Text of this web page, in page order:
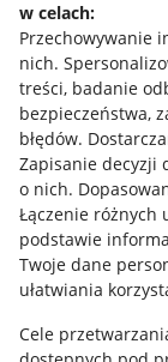
w celach:
Przechowywanie
nich.
treści, badanie
bezpieczeństwa,
błędów.
Zapisanie decyzji
o nich.
Łączenie różnych
podstawie
Twoje dane
ułatwiania
Cele
Allegro Gadane
Allegro Gadane
Mapa
Informacje
Regulamin
Polityka plików
Ustawienia
Udostępnianie